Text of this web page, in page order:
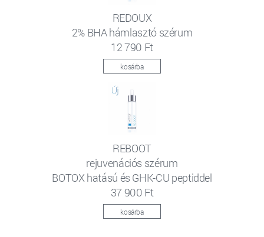
REDOUX
2% BHA hámlasztó szérum
12 790 Ft
kosárba
REBOOT
rejuvenációs szérum
BOTOX hatású és GHK-CU peptiddel
37 900 Ft
kosárba